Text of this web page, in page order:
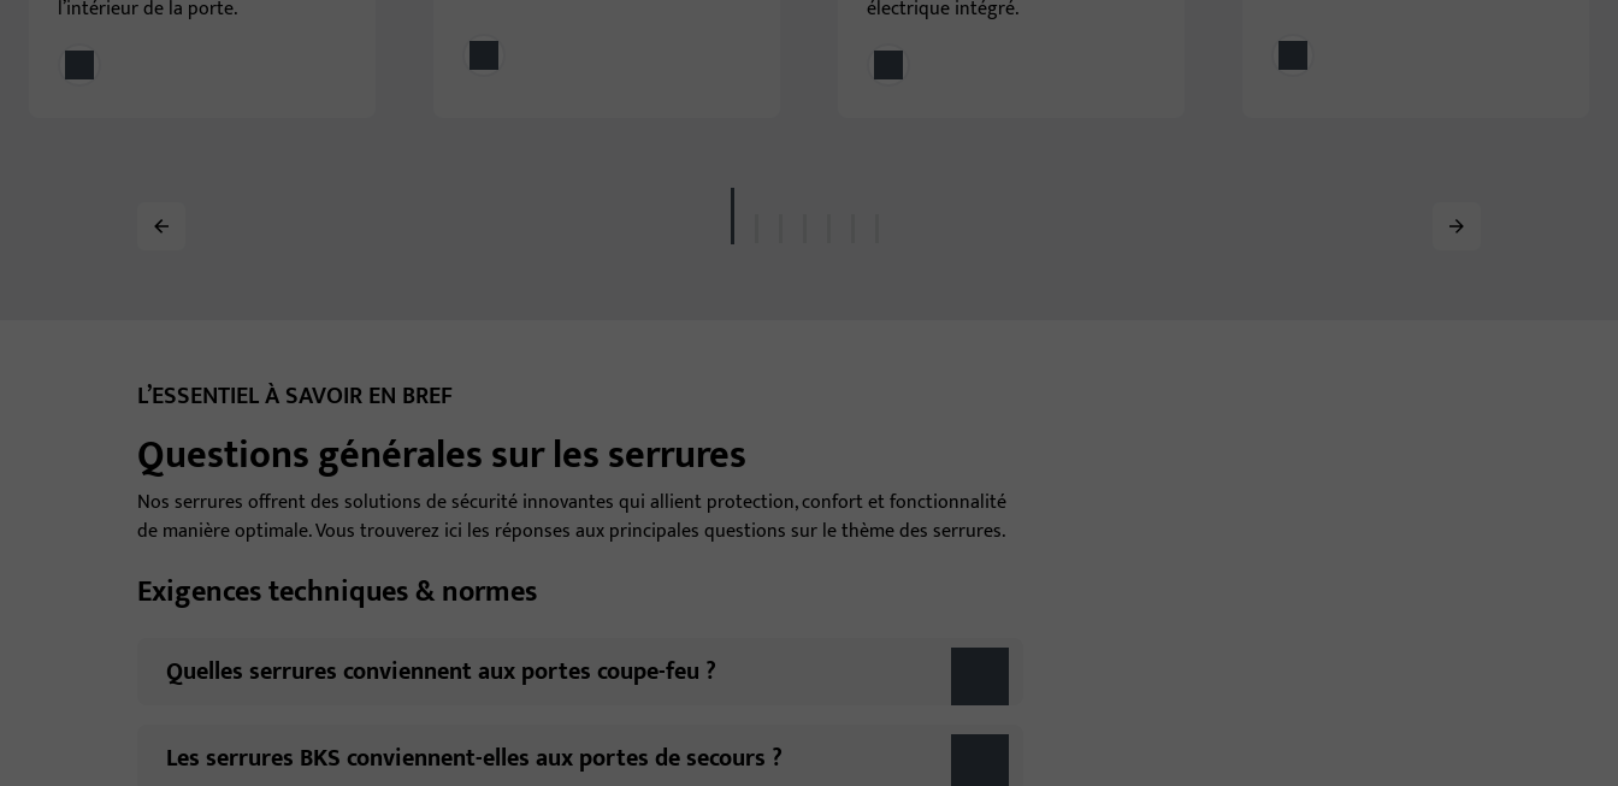
l’intérieur de la porte.
électrique intégré.
L’ESSENTIEL À SAVOIR EN BREF
Questions générales sur les serrures
Nos serrures offrent des solutions de sécurité innovantes qui allient protection, confort et fonctionnalité
de manière optimale. Vous trouverez ici les réponses aux principales questions sur le thème des serrures.
Exigences techniques & normes
Quelles serrures conviennent aux portes coupe-feu ?
Les serrures BKS conviennent-elles aux portes de secours ?